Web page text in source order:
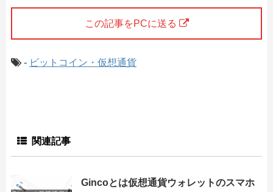
この記事をPCに送る
- ビットコイン・仮想通貨
関連記事
Gincoとは仮想通貨ウォレットのスマホ